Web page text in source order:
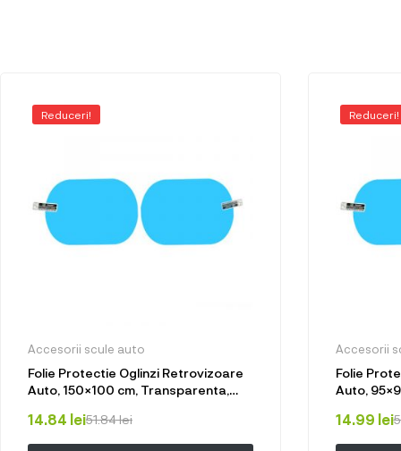
Reduceri!
Accesorii scule auto
Folie Protectie Oglinzi Retrovizoare
Auto, 150×100 cm, Transparenta,
Flexibila 51.84lei
14.84 lei
Reduceri!
Accesorii
Folie
Auto,
Flexibila
14.99 lei